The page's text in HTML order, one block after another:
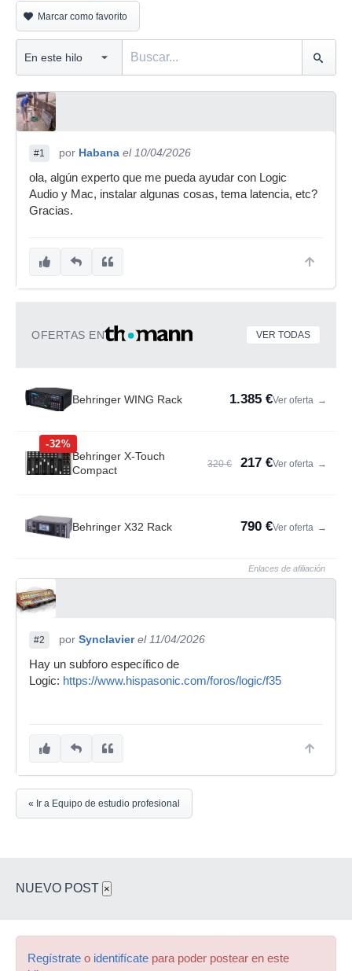
Marcar como favorito
#1 por Habana el 10/04/2026
ola, algún experto que me pueda ayudar con Logic
Audio y Mac, instalar algunas cosas, tema latencia, etc?
Gracias.
OFERTAS EN VER TODAS
Behringer WING Rack 1.385 €Ver oferta →
-32%
Behringer X-Touch
Compact
320 € 217 €Ver oferta →
Behringer X32 Rack 790 €Ver oferta →
Enlaces de afiliación
#2 por Synclavier el 11/04/2026
Hay un subforo específico de
Logic: https://www.hispasonic.com/foros/logic/f35
« Ir a Equipo de estudio profesional
NUEVO POST ×
Regístrate o identifícate para poder postear en este